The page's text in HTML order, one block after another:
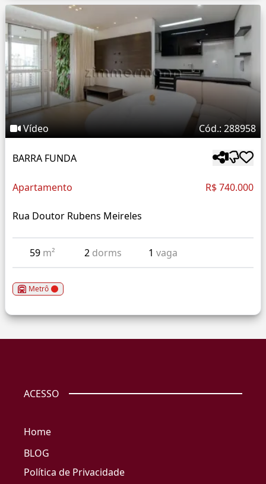
Vídeo Cód.: 288958
BARRA FUNDA
Apartamento R$ 740.000
Rua Doutor Rubens Meireles
59 m² 2 dorms 1vaga
Metrô
ACESSO
Home
BLOG
Política de Privacidade